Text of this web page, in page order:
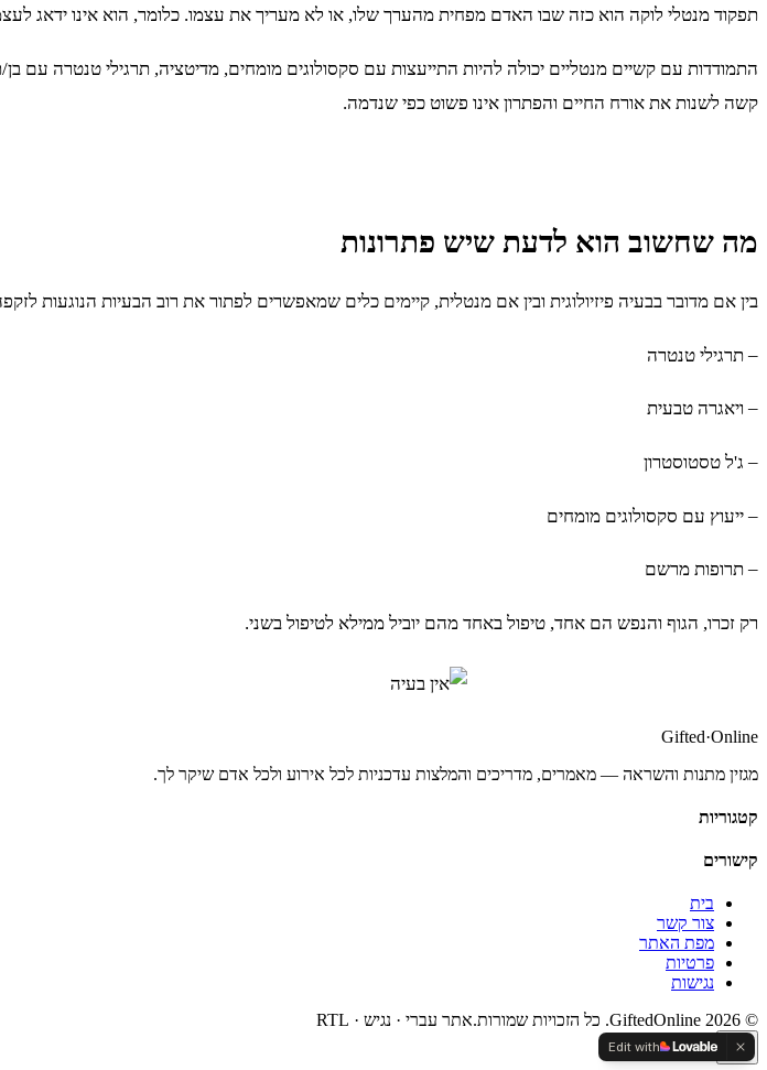
תפקוד מנטלי לוקה הוא כזה שבו האדם מפחית מהערך שלו, או לא מעריך את עצמו. כלומר, הוא אינו ידאג
התמודדות עם קשיים מנטליים יכולה להיות התייעצות עם סקסולוגים מומחים, מדיטציה, תרגילי טנטרה עם
קשה לשנות את אורח החיים והפתרון אינו פשוט כפי שנדמה.
מה שחשוב הוא לדעת שיש פתרונות
בין אם מדובר בבעיה פיזיולוגית ובין אם מנטלית, קיימים כלים שמאפשרים לפתור את רוב הבעיות הנוגעות
– תרגילי טנטרה
– ויאגרה טבעית
– ג'ל טסטוסטרון
– ייעוץ עם סקסולוגים מומחים
– תרופות מרשם
רק זכרו, הגוף והנפש הם אחד, טיפול באחד מהם יוביל ממילא לטיפול בשני.
Gifted·Online
מגזין מתנות והשראה — מאמרים, מדריכים והמלצות עדכניות לכל אירוע ולכל אדם שיקר לך.
קטגוריות
קישורים
בית
צור קשר
מפת האתר
פרטיות
נגישות
©
2026 אתר עברי · נגיש · RTL
Edit with